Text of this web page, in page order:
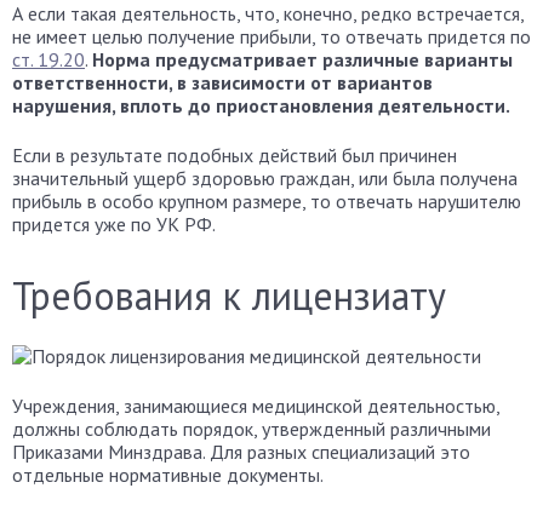
А если такая деятельность, что, конечно, редко встречается,
не имеет целью получение прибыли, то отвечать придется по
ст. 19.20. Норма предусматривает различные варианты
ответственности, в зависимости от вариантов
нарушения, вплоть до приостановления деятельности.
Если в результате подобных действий был причинен
значительный ущерб здоровью граждан, или была получена
прибыль в особо крупном размере, то отвечать нарушителю
придется уже по УК РФ.
Требования к лицензиату
Учреждения, занимающиеся медицинской деятельностью,
должны соблюдать порядок, утвержденный различными
Приказами Минздрава. Для разных специализаций это
отдельные нормативные документы.